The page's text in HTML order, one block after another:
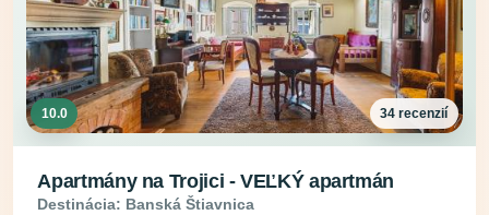
10.0 34 recenzií
Apartmány na Trojici - VEĽKÝ apartmán
Destinácia: Banská Štiavnica